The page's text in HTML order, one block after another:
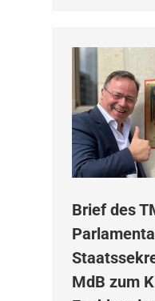
Brief des
MdB zum